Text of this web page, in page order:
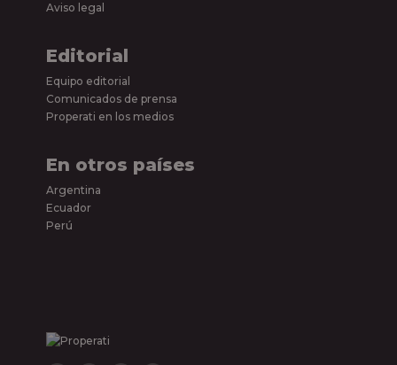
Aviso legal
Editorial
Equipo editorial
Comunicados de prensa
Properati en los medios
En otros países
Argentina
Ecuador
Perú